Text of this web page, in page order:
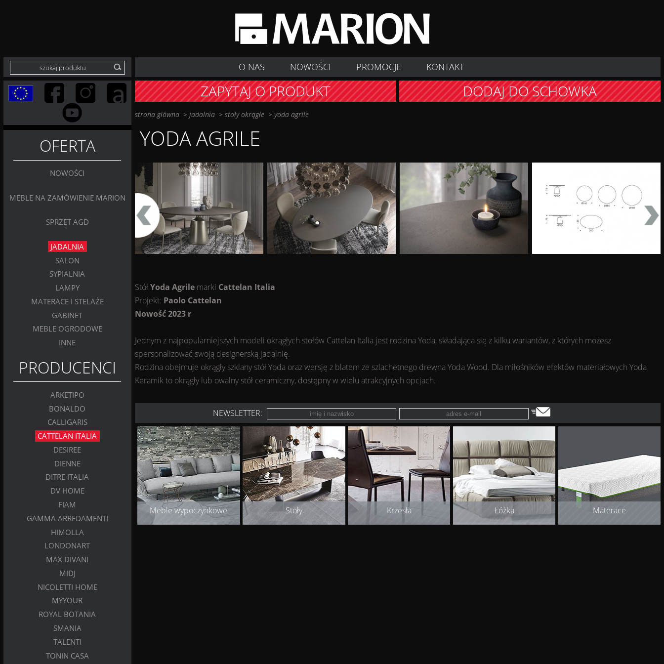
O NAS NOWOŚCI PROMOCJE KONTAKT
OFERTA
NOWOŚCI
MEBLE NA ZAMÓWIENIE MARION
SPRZĘT AGD
JADALNIA
SALON
SYPIALNIA
LAMPY
MATERACE I STELAŻE
GABINET
MEBLE OGRODOWE
INNE
PRODUCENCI
ARKETIPO
BONALDO
CALLIGARIS
CATTELAN ITALIA
DESIREE
DIENNE
DITRE ITALIA
DV HOME
FIAM
GAMMA ARREDAMENTI
HIMOLLA
LONDONART
MAX DIVANI
MIDJ
NICOLETTI HOME
MYYOUR
ROYAL BOTANIA
SMANIA
TALENTI
TONIN CASA
ZAPYTAJ O PRODUKT DODAJ DO SCHOWKA
strona główna> jadalnia> stoły okrągłe> yoda agrile
YODA AGRILE
StółYoda Agrilemarki Cattelan Italia
Projekt: Paolo Cattelan
Nowość 2023 r
Jednym z najpopularniejszych modeli okrągłych stołów Cattelan Italia jest rodzina Yoda, składająca się z kilku wariantów, z których możesz
spersonalizować swoją designerską jadalnię.
Rodzina obejmuje okrągły szklany stół Yoda oraz wersję z blatem ze szlachetnego drewna Yoda Wood. Dla miłośników efektów materiałowych Yoda
Keramik to okrągły lub owalny stół ceramiczny, dostępny w wielu atrakcyjnych opcjach.
NEWSLETTER:
Meble wypoczynkowe Stoły Krzesła Łóżka Materace